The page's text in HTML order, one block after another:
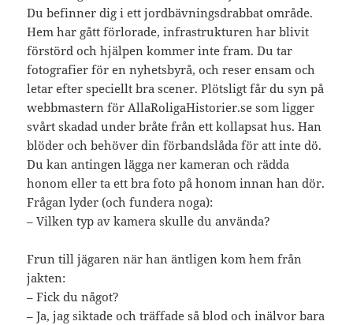
Du befinner dig i ett jordbävningsdrabbat område.
Hem har gått förlorade, infrastrukturen har blivit
förstörd och hjälpen kommer inte fram. Du tar
fotografier för en nyhetsbyrå, och reser ensam och
letar efter speciellt bra scener. Plötsligt får du syn på
webbmastern för AllaRoligaHistorier.se som ligger
svårt skadad under bråte från ett kollapsat hus. Han
blöder och behöver din förbandslåda för att inte dö.
Du kan antingen lägga ner kameran och rädda
honom eller ta ett bra foto på honom innan han dör.
Frågan lyder (och fundera noga):
– Vilken typ av kamera skulle du använda?
Frun till jägaren när han äntligen kom hem från
jakten:
– Fick du något?
– Ja, jag siktade och träffade så blod och inälvor bara